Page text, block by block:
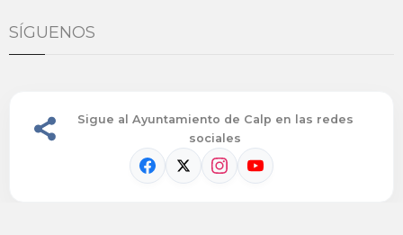
SÍGUENOS
Sigue al Ayuntamiento de Calp en las redes
sociales